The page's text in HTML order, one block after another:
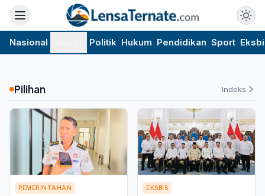
Nasional Politik Hukum Pendidikan Sport
Pilihan Indeks
PEMERINTAHAN EKSBIS